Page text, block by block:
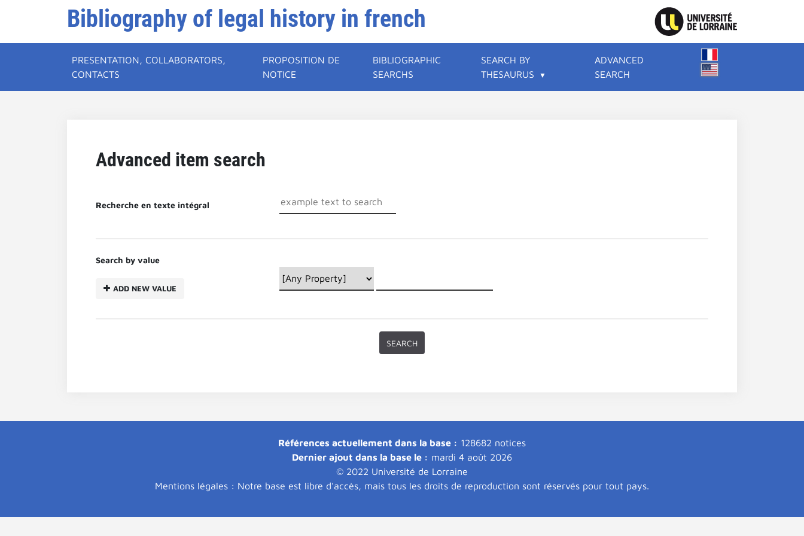
Bibliography of legal history in french
PRESENTATION, COLLABORATORS,
CONTACTS
PROPOSITION DE
NOTICE
BIBLIOGRAPHIC
SEARCHS
SEARCH BY
THESAURUS
ADVANCED
SEARCH
Advanced item search
Recherche en texte intégral
Search by value
ADD NEW VALUE
Références actuellement dans la base : 128682 notices
Dernier ajout dans la base le : mardi 4 août 2026
© 2022 Université de Lorraine
Mentions légales : Notre base est libre d'accès, mais tous les droits de reproduction sont réservés pour tout pays.